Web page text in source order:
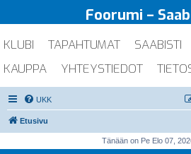
Foorumi –
KLUBI TAPAHTUMAT SAABISTI
KAUPPA
YHTEYSTIEDOT
UKK
Etusivu
Tänään on Pe Elo 07,